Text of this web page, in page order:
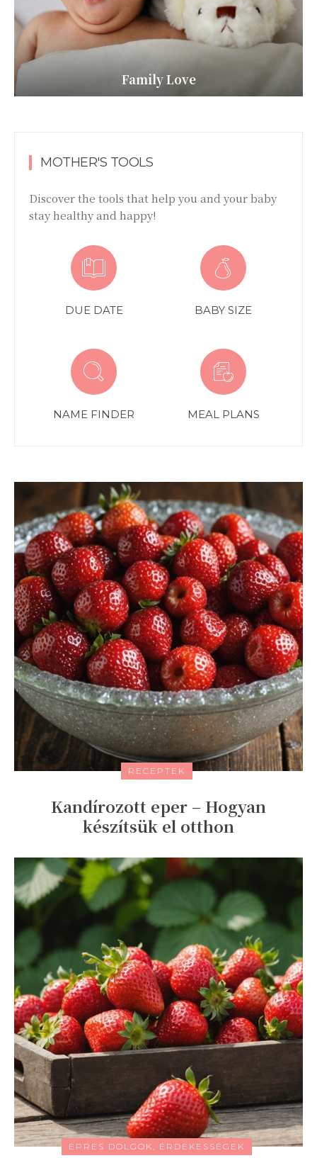
Family Love
MOTHER'S TOOLS
Discover the tools that help you and your baby
stay healthy and happy!
DUE DATE BABY SIZE
NAME FINDER MEAL PLANS
RECEPTEK
Kandírozott eper – Hogyan
készítsük el otthon
EPRES DOLGOK, ÉRDEKESSÉGEK